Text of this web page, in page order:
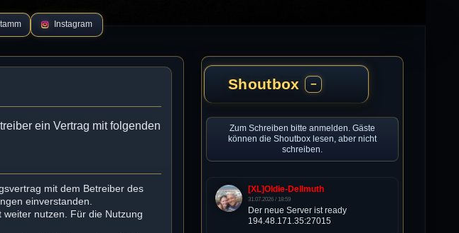
Instagram
ein Vertrag mit folgenden
mit dem Betreiber des
einverstanden.
nutzen. Für die Nutzung
Shoutbox −
Zum Schreiben bitte anmelden. Gäste
können die Shoutbox lesen, aber nicht
schreiben.
[XL]Oldie-Dellmuth
31.07.2026 / 18:59
Der neue Server ist ready
194.48.171.35:27015